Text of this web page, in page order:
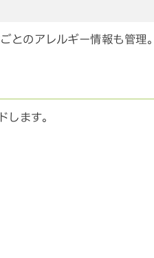
とのアレルギー情報も管理。
します。